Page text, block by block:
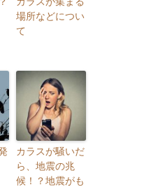
場所などについ
て
カラスが騒いだ
ら、地震の兆
候！？地震がも